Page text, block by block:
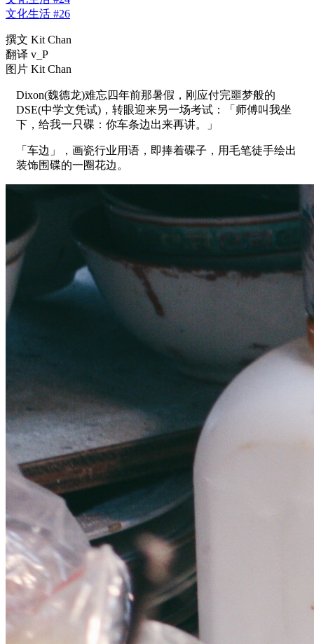
文化生活 #26
撰文 Kit Chan
翻译 v_P
图片 Kit Chan
Dixon(魏德龙)难忘四年前那暑假，刚应付完噩梦般的
DSE(中学文凭试)，转眼迎来另一场考试：「师傅叫我坐
下，给我一只碟：你车条边出来再讲。」
「车边」，画瓷行业用语，即捧着碟子，用毛笔徒手绘出
装饰围碟的一圈花边。